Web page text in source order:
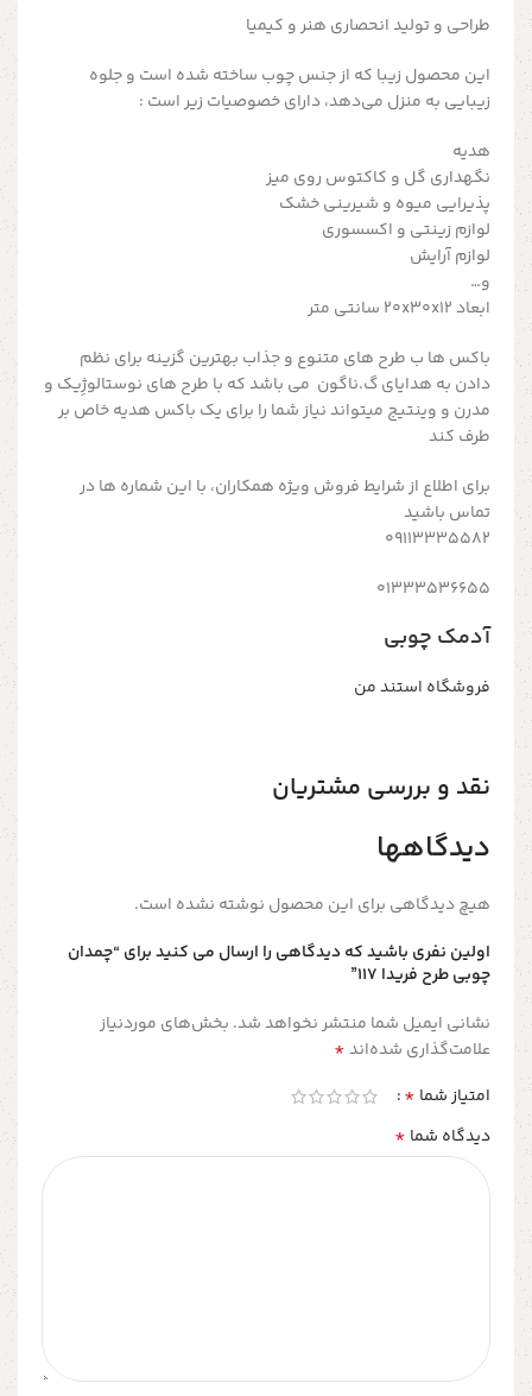
طراحی و تولید انحصاری هنر و کیمیا
این محصول زیبا که از جنس چوب ساخته شده است و جلوه
زیبایی به منزل می‌دهد، دارای خصوصیات زیر است :
هدیه
نگهداری گل و کاکتوس روی میز
پذیرایی میوه و شیرینی خشک
لوازم زینتی و اکسسوری
لوازم آرایش
و…
ابعاد 20x30x12 سانتی متر
باکس ها ب طرح های متنوع و جذاب بهترین گزینه برای نظم
دادن به هدایای گ.ناگون می باشد که با طرح های نوستالوژِیک و
مدرن و وینتیج میتواند نیاز شما را برای یک باکس هدیه خاص بر
طرف کند
برای اطلاع از شرایط فروش ویژه همکاران، با این شماره ها در
تماس باشید
09113335582
01333536655
آدمک چوبی
فروشگاه استند من
نقد و بررسی مشتریان
دیدگاهها
هیچ دیدگاهی برای این محصول نوشته نشده است.
اولین نفری باشید که دیدگاهی را ارسال می کنید برای “چمدان
چوبی طرح فریدا ۱۱۷”
نشانی ایمیل شما منتشر نخواهد شد. بخش‌های موردنیاز
علامت‌گذاری شده‌اند*
امتیاز شما *
دیدگاه شما *